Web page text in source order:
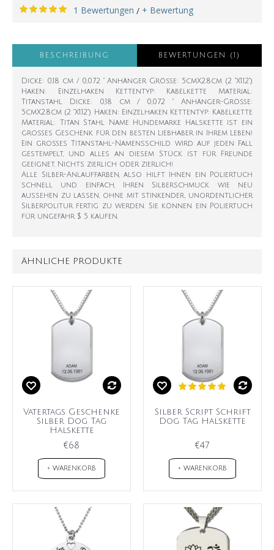
1 Bewertungen / + Bewertung
BESCHREIBUNG BEWERTUNGEN (1)
Dicke: 0,18 cm / 0,072 " Anhänger Größe: 5cmX2.8cm (2 "X1.12")
Haken: Einzelhaken Kettentyp: Kabelkette Material:
Titanstahl Dicke: 0,18 cm / 0,072 " Anhänger-Größe:
5cmX2.8cm (2 "X1.12") Haken: Einzelhaken Kettentyp: Kabelkette
Material: Titan Stahl Name Hundemarke Halskette ist ein
großes Geschenk für den besten Liebhaber in Ihrem Leben!
Ein großes Titanstahl-Namensschild wird auf jeden Fall
gestempelt, und alles an diesem Stück ist für Freunde
geeignet. Nichts zierlich oder zierlich!
Alle Silber-Anlauffarben, also hilft Ihnen ein Poliertuch
schnell und einfach, Ihren Silberschmuck wie neu
aussehen zu lassen, ohne mit stinkender, unordentlicher
Silberpolitur fertig zu werden. Sie können ein Poliertuch
für ungefähr $ 5 kaufen.
ÄHNLICHE PRODUKTE
Vatertags Geschenke
Silber Dog Tag
Halskette
€68
+ WARENKORB
Silber Script Schrift
Dog Tag Halskette
€47
+ WARENKORB